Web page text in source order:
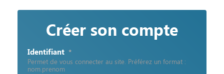
Créer son compte
Identifiant *
Permet de vous connecter au site. Préférez un format :
nom.prenom